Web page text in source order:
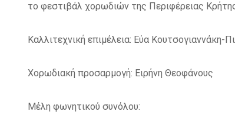
το φεστιβάλ χορωδιών της Περιφέρειας
Καλλιτεχνική επιμέλεια: Εύα Κουτσογιαννάκη-
Χορωδιακή προσαρμογή: Ειρήνη Θεοφάνους
Μέλη φωνητικού συνόλου: